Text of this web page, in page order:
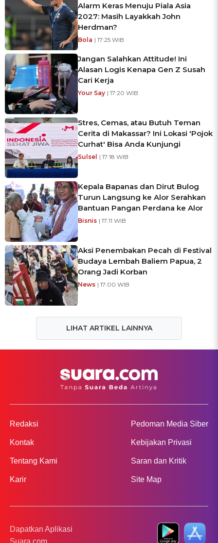
Alarm Keras Menuju Piala Asia
2027: Masih Layakkah John
Herdman?
Bola | 17:25 WIB
Jangan Salahkan Attitude! Ini
Alasan Logis Kenapa Gen Z Susah
Cari Kerja
Your Say | 17:20 WIB
Stres, Cemas, atau Butuh Teman
Cerita di Makassar? Ini Lokasi 'Pojok
Curhat' Bisa Anda Kunjungi
Sulsel | 17:18 WIB
Kepala Bapanas dan Dirut Bulog
Turun Langsung ke Alor Serahkan
Bantuan Pangan Perdana ke Alor
Bisnis | 17:11 WIB
Aksi Penembakan Pecah di Festival
Budaya Lembah Baliem Papua, 2
Orang Jadi Korban
News | 17:00 WIB
LIHAT ARTIKEL LAINNYA
Redaksi
Kontak
Tentang Kami
Karir
Pedoman Media Siber
Kebijakan Privasi
Saran dan Kritik
Site Map
Dapatkan Aplikasi
Suara.com